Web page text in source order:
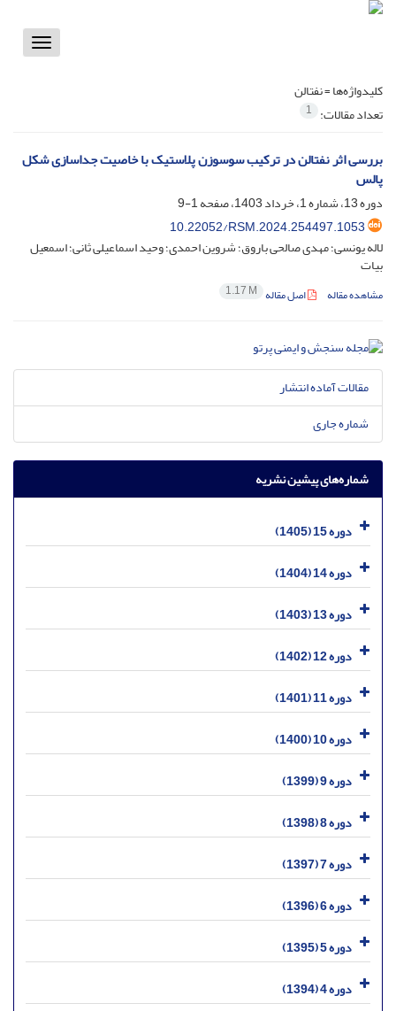
Toggle
کلیدواژه‌ها =نفتالن
تعداد مقالات: 1
بررسی اثر نفتالن در ترکیب سوسوزن‌ پلاستیک با خاصیت جداسازی شکل
پالس
دوره 13، شماره 1، خرداد 1403، صفحه
1-9
10.22052/RSM.2024.254497.1053
لاله یونسی؛ مهدی صالحی باروق؛ شروین احمدی؛ وحید اسماعیلی ثانی؛ اسمعیل
بیات
مشاهده مقاله اصل مقاله 1.17 M
مقالات آماده انتشار
شماره جاری
شماره‌های پیشین نشریه
دوره 15 (1405)
دوره 14 (1404)
دوره 13 (1403)
دوره 12 (1402)
دوره 11 (1401)
دوره 10 (1400)
دوره 9 (1399)
دوره 8 (1398)
دوره 7 (1397)
دوره 6 (1396)
دوره 5 (1395)
دوره 4 (1394)